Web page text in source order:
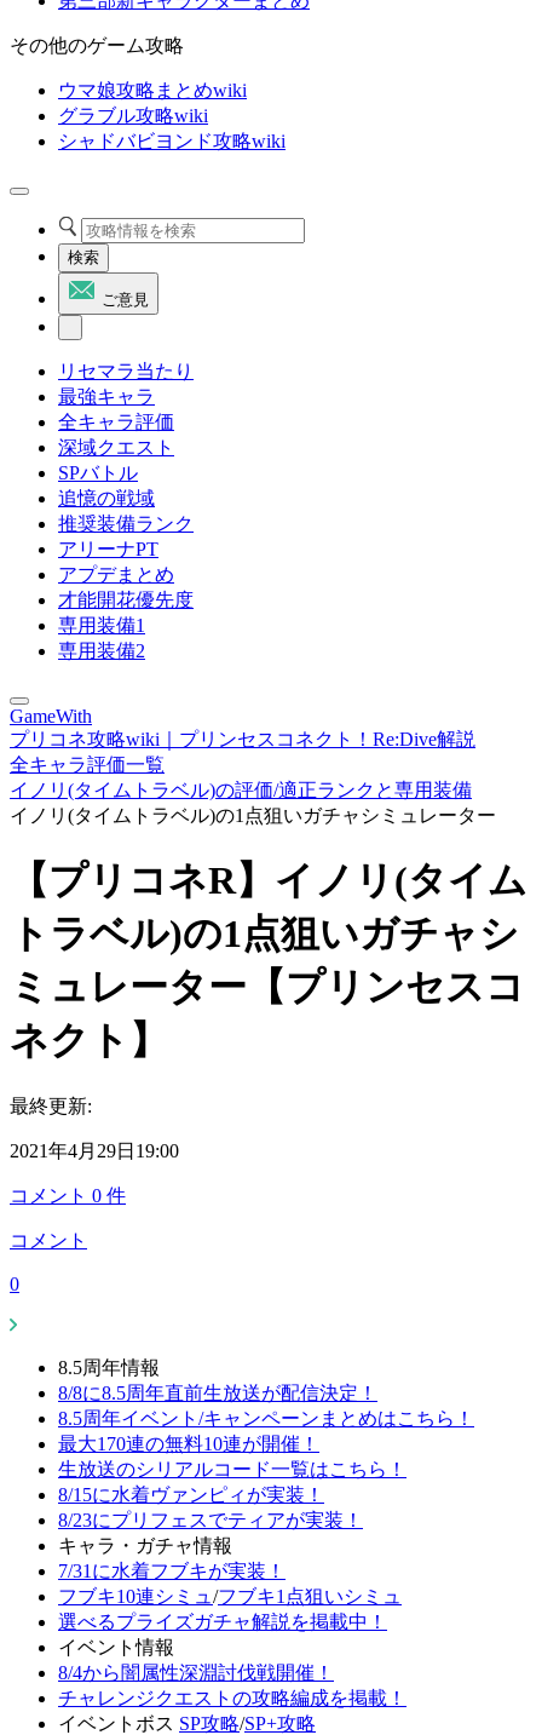
その他のゲーム攻略
ウマ娘攻略まとめwiki
グラブル攻略wiki
シャドバビヨンド攻略wiki
検索
ご意見
リセマラ当たり
最強キャラ
全キャラ評価
深域クエスト
SPバトル
追憶の戦域
推奨装備ランク
アリーナPT
アプデまとめ
才能開花優先度
専用装備1
専用装備2
GameWith
プリコネ攻略wiki｜プリンセスコネクト！Re:Dive解説
全キャラ評価一覧
イノリ(タイムトラベル)の評価/適正ランクと専用装備
イノリ(タイムトラベル)の1点狙いガチャシミュレーター
【プリコネR】イノリ(タイム
トラベル)の1点狙いガチャシ
ミュレーター【プリンセスコ
ネクト】
最終更新:
2021年4月29日19:00
コメント 0 件
コメント
0
8.5周年情報
8/8に8.5周年直前生放送が配信決定！
8.5周年イベント/キャンペーンまとめはこちら！
最大170連の無料10連が開催！
生放送のシリアルコード一覧はこちら！
8/15に水着ヴァンピィが実装！
8/23にプリフェスでティアが実装！
キャラ・ガチャ情報
7/31に水着フブキが実装！
フブキ10連シミュ /フブキ1点狙いシミュ
選べるプライズガチャ解説を掲載中！
イベント情報
8/4から闇属性深淵討伐戦開催！
チャレンジクエストの攻略編成を掲載！
イベントボス SP攻略/SP+攻略